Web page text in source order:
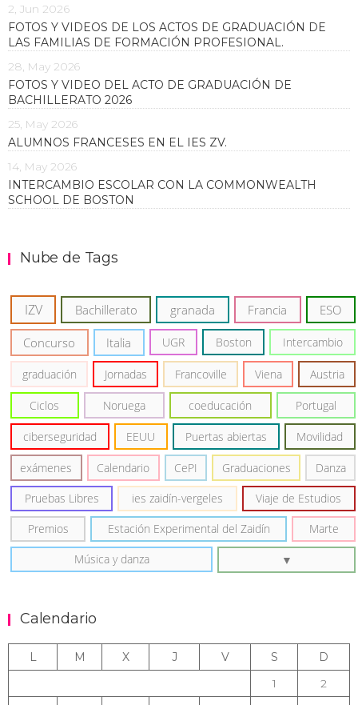
2, Jun 2026
FOTOS Y VIDEOS DE LOS ACTOS DE GRADUACIÓN DE
LAS FAMILIAS DE FORMACIÓN PROFESIONAL.
28, May 2026
FOTOS Y VIDEO DEL ACTO DE GRADUACIÓN DE
BACHILLERATO 2026
25, May 2026
ALUMNOS FRANCESES EN EL IES ZV.
14, May 2026
INTERCAMBIO ESCOLAR CON LA COMMONWEALTH
SCHOOL DE BOSTON
Nube de Tags
IZV Bachillerato granada Francia ESO
Concurso Italia UGR Boston Intercambio
graduación Jornadas Francoville Viena Austria
Ciclos Noruega coeducación Portugal
ciberseguridad EEUU Puertas abiertas Movilidad
exámenes Calendario CePI Graduaciones Danza
Pruebas Libres ies zaidín-vergeles Viaje de Estudios
Premios Estación Experimental del Zaidín Marte
Música y danza
Calendario
L M X J V S
D
1
2